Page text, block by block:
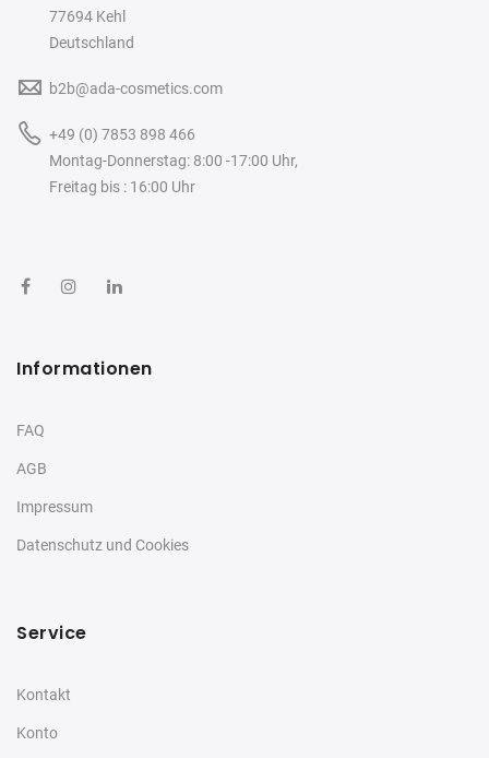
77694 Kehl
Deutschland
b2b@ada-cosmetics.com
+49 (0) 7853 898 466
Montag-Donnerstag: 8:00 -17:00 Uhr,
Freitag bis : 16:00 Uhr
Informationen
FAQ
AGB
Impressum
Datenschutz und Cookies
Service
Kontakt
Konto